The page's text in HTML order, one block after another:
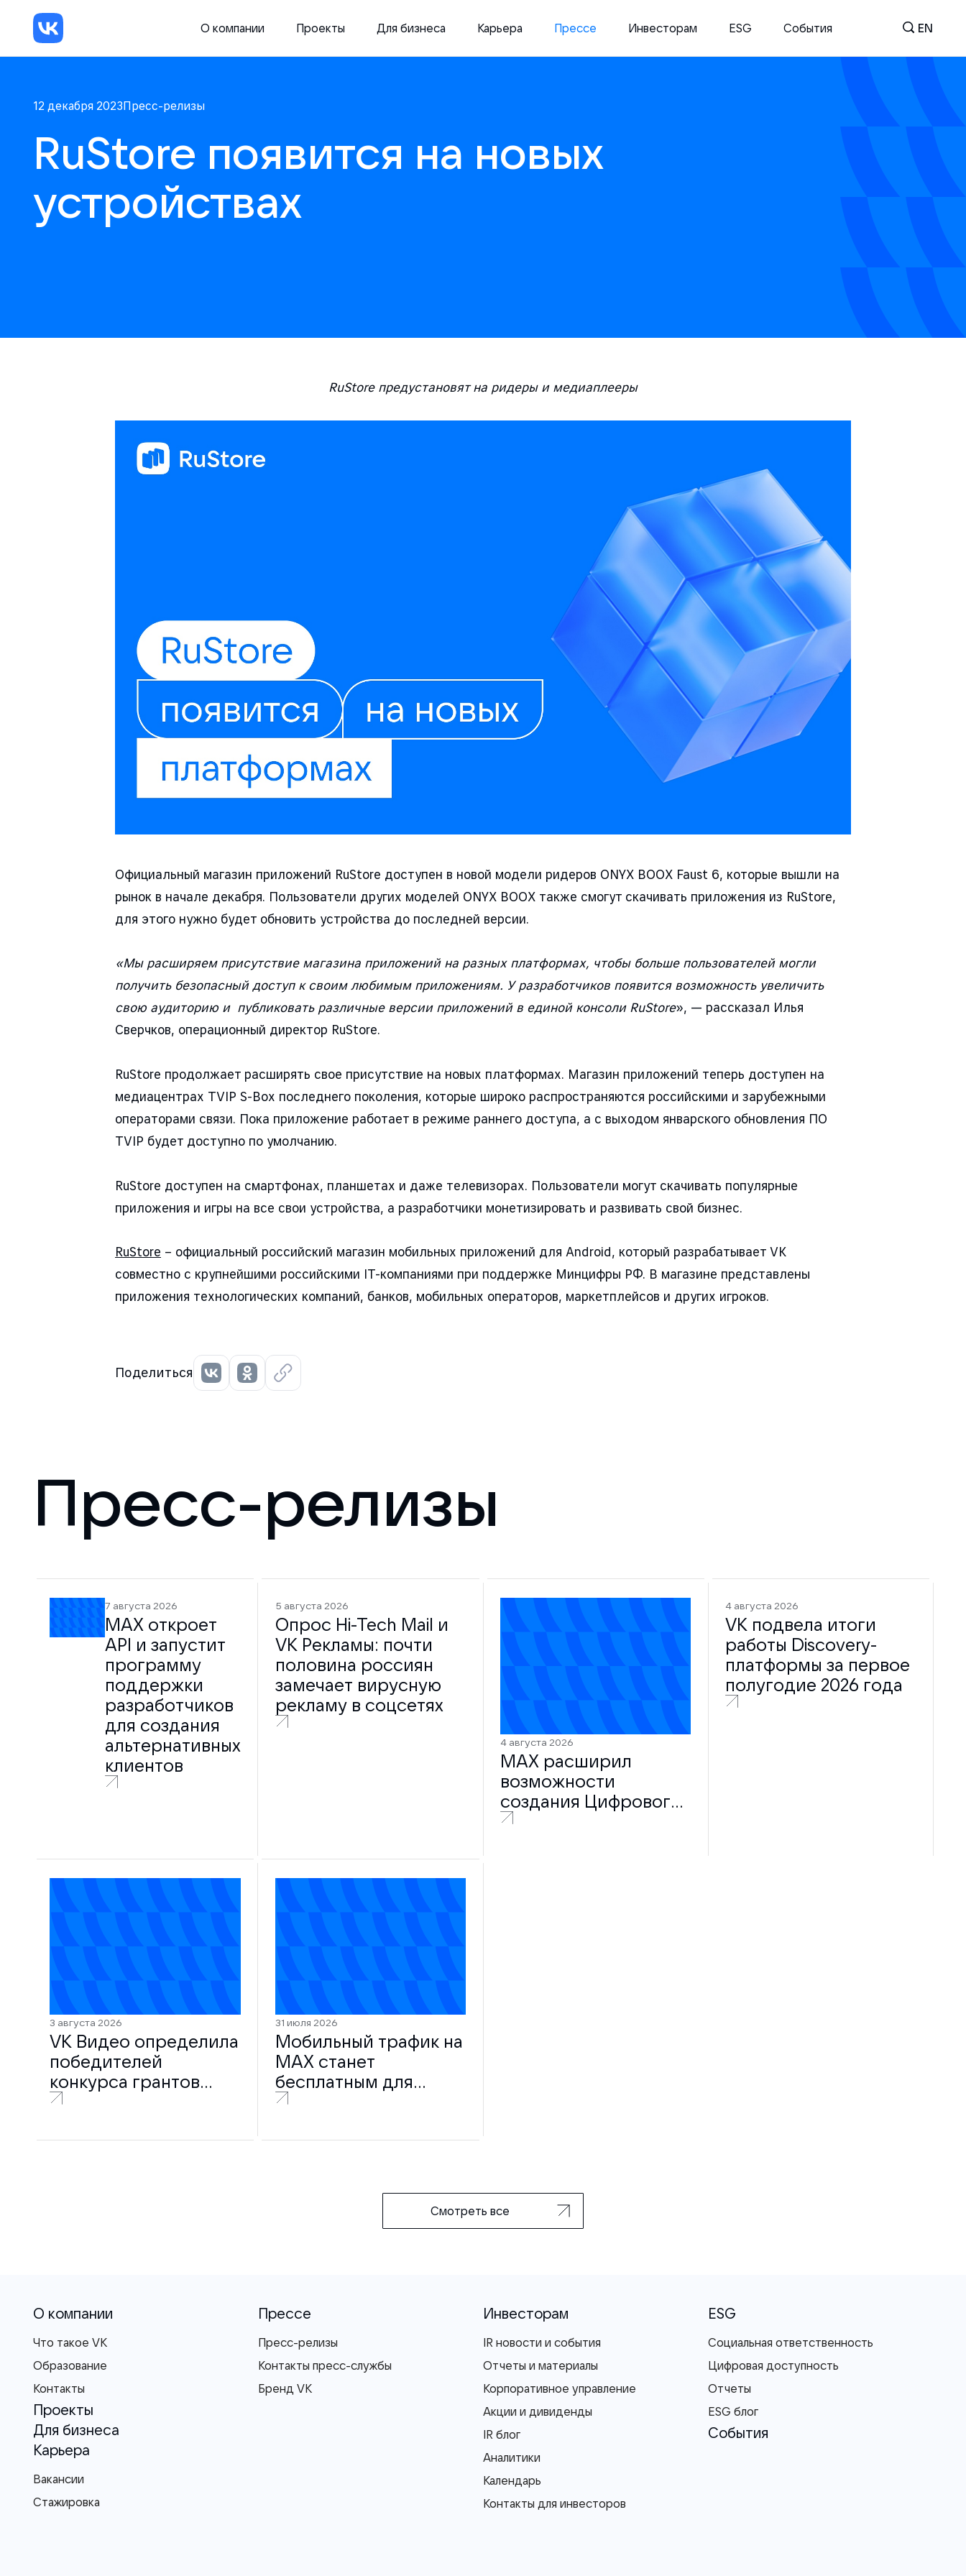
EN
О компании Проекты Для бизнеса Карьера Прессе Инвесторам ESG События
12 декабря 2023 Пресс-релизы
RuStore появится на новых
устройствах
RuStore предустановят на ридеры и медиаплееры
Официальный магазин приложений RuStore доступен в новой модели ридеров ONYX BOOX Faust 6, которые вышли на
рынок в начале декабря. Пользователи других моделей ONYX BOOX также cмогут скачивать приложения из RuStore,
для этого нужно будет обновить устройства до последней версии.
«Мы расширяем присутствие магазина приложений на разных платформах, чтобы больше пользователей могли
получить безопасный доступ к своим любимым приложениям. У разработчиков появится возможность увеличить
свою аудиторию и публиковать различные версии приложений в единой консоли RuStore», — рассказал Илья
Сверчков, операционный директор RuStore.
RuStore продолжает расширять свое присутствие на новых платформах. Магазин приложений теперь доступен на
медиацентрах TVIP S-Box последнего поколения, которые широко распространяются российскими и зарубежными
операторами связи. Пока приложение работает в режиме раннего доступа, а с выходом январского обновления ПО
TVIP будет доступно по умолчанию.
RuStore доступен на смартфонах, планшетах и даже телевизорах. Пользователи могут скачивать популярные
приложения и игры на все свои устройства, а разработчики монетизировать и развивать свой бизнес.
RuStore – официальный российский магазин мобильных приложений для Android, который разрабатывает VK
совместно с крупнейшими российскими IT-компаниями при поддержке Минцифры РФ. В магазине представлены
приложения технологических компаний, банков, мобильных операторов, маркетплейсов и других игроков.
Поделиться
Пресс-релизы
7 августа 2026
MAX откроет
API и запустит
программу
поддержки
разработчиков
для создания
альтернативных
клиентов
5 августа 2026
Опрос Hi-Tech Mail и
VK Рекламы: почти
половина россиян
замечает вирусную
рекламу в соцсетях
4 августа 2026
MAX расширил
возможности
создания Цифрового
ID
4 августа 2026
VK подвела итоги
работы Discovery-
платформы за первое
полугодие 2026 года
3 августа 2026
VK Видео определила
победителей
конкурса грантов
2026 года
31 июля 2026
Мобильный трафик на
MAX станет
бесплатным для
пользователей
Смотреть все
О компании
Что такое VK
Образование
Контакты
Проекты
Для бизнеса
Карьера
Вакансии
Стажировка
Прессе
Пресс-релизы
Контакты пресс-службы
Бренд VK
Инвесторам
IR новости и события
Отчеты и материалы
Корпоративное управление
Акции и дивиденды
IR блог
Аналитики
Календарь
Контакты для инвесторов
ESG
Социальная ответственность
Цифровая доступность
Отчеты
ESG блог
События